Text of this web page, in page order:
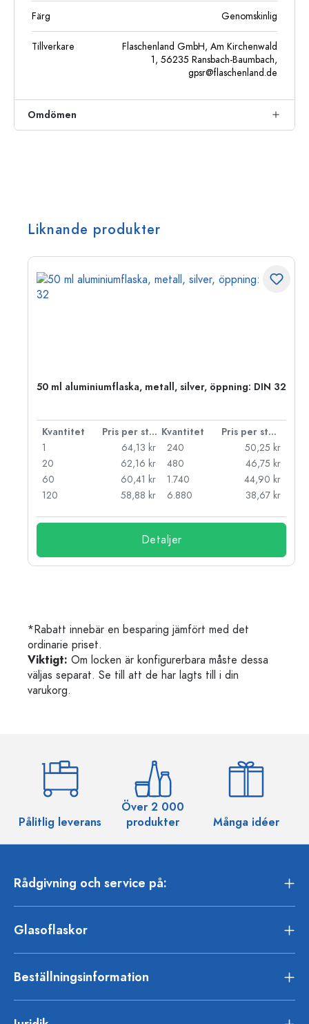
Färg Genomskinlig
Tillverkare
Flaschenland GmbH, Am Kirchenwald
1, 56235 Ransbach-Baumbach,
gpsr@flaschenland.de
Omdömen
Liknande produkter
50 ml aluminiumflaska, metall, silver, öppning: DIN 32
Kvantitet Pris per styck Kvantitet
Pris per styck
1
64,13 kr
20
62,16 kr
60
60,41 kr
120
58,88 kr
240
50,25 kr
480
46,75 kr
1.740
44,90 kr
6.880
38,67 kr
Detaljer
*Rabatt innebär en besparing jämfört med det
ordinarie priset.
Viktigt: Om locken är konfigurerbara måste dessa
väljas separat. Se till att de har lagts till i din
varukorg.
Pålitlig leverans
Över 2 000
produkter
Många idéer
Rådgivning och service på:
Glasoflaskor
Beställningsinformation